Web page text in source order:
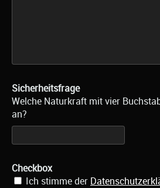
Sicherheitsfrage
Welche Naturkraft mit vier
an?
Checkbox
Ich stimme der